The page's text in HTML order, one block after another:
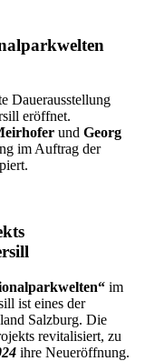
Dauerausstellung
eröffnet.
und Georg
im Auftrag der
im
ist eines der
Salzburg. Die
revitalisiert, zu
ihre Neueröffnung.